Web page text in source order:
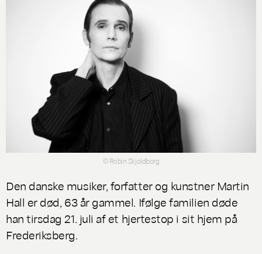
© Robin Skjoldborg
Den danske musiker, forfatter og kunstner Martin
Hall er død, 63 år gammel. Ifølge familien døde
han tirsdag 21. juli af et hjertestop i sit hjem på
Frederiksberg.